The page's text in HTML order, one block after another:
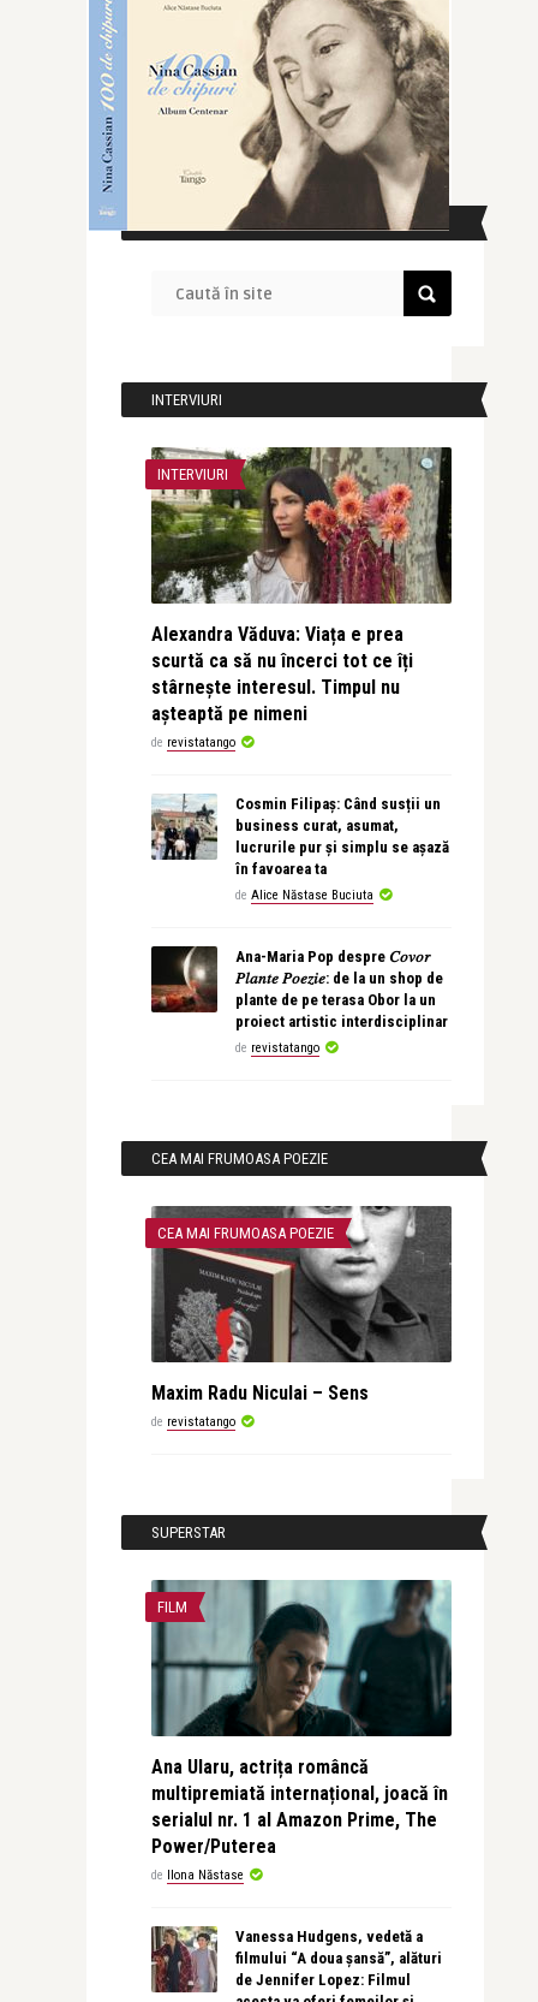
CAUTĂ ÎN SITE
INTERVIURI
INTERVIURI
Alexandra Văduva: Viața e prea
scurtă ca să nu încerci tot ce îți
stârnește interesul. Timpul nu
așteaptă pe nimeni
de revistatango
Cosmin Filipaș: Când susții un
business curat, asumat,
lucrurile pur și simplu se așază
în favoarea ta
de Alice Năstase Buciuta
Ana-Maria Pop despre 𝐶𝑜𝑣𝑜𝑟
𝑃𝑙𝑎𝑛𝑡𝑒 𝑃𝑜𝑒𝑧𝑖𝑒: de la un shop de
plante de pe terasa Obor la un
proiect artistic interdisciplinar
de revistatango
CEA MAI FRUMOASA POEZIE
CEA MAI FRUMOASA POEZIE
Maxim Radu Niculai – Sens
de revistatango
SUPERSTAR
FILM
Ana Ularu, actrița româncă
multipremiată internațional, joacă în
serialul nr. 1 al Amazon Prime, The
Power/Puterea
de Ilona Năstase
Vanessa Hudgens, vedetă a
filmului “A doua șansă”, alături
de Jennifer Lopez: Filmul